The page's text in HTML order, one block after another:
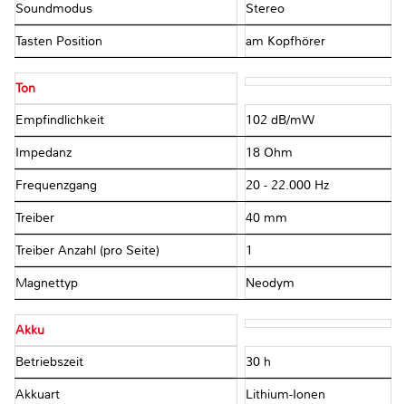
Soundmodus Stereo
Tasten Position am Kopfhörer
Ton
Empfindlichkeit 102 dB/mW
Impedanz 18 Ohm
Frequenzgang 20 - 22.000 Hz
Treiber 40 mm
Treiber Anzahl (pro Seite) 1
Magnettyp Neodym
Akku
Betriebszeit 30 h
Akkuart Lithium-Ionen